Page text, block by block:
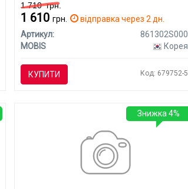
1 710грн.
1 610грн.
відправка через 2 дн.
Артикул:
861302S000
MOBIS
Корея
КУПИТИ Код: 679752-5
Знижка 4%